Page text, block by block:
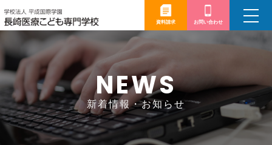
資料請求 お問い合わせ
toggle
NEWS
新着情報・お知らせ